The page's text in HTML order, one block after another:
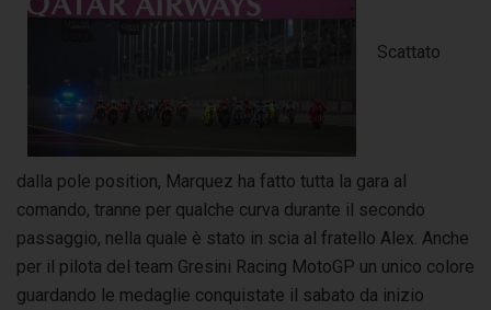
Scattato
dalla pole position, Marquez ha fatto tutta la gara al
comando, tranne per qualche curva durante il secondo
passaggio, nella quale è stato in scia al fratello Alex. Anche
per il pilota del team Gresini Racing MotoGP un unico colore
guardando le medaglie conquistate il sabato da inizio